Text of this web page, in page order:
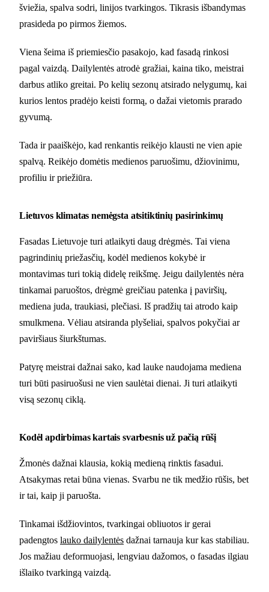
šviežia, spalva sodri, linijos tvarkingos. Tikrasis išbandymas
prasideda po pirmos žiemos.
Viena šeima iš priemiesčio pasakojo, kad fasadą rinkosi
pagal vaizdą. Dailylentės atrodė gražiai, kaina tiko, meistrai
darbus atliko greitai. Po kelių sezonų atsirado nelygumų, kai
kurios lentos pradėjo keisti formą, o dažai vietomis prarado
gyvumą.
Tada ir paaiškėjo, kad renkantis reikėjo klausti ne vien apie
spalvą. Reikėjo domėtis medienos paruošimu, džiovinimu,
profiliu ir priežiūra.
Lietuvos klimatas nemėgsta atsitiktinių pasirinkimų
Fasadas Lietuvoje turi atlaikyti daug drėgmės. Tai viena
pagrindinių priežasčių, kodėl medienos kokybė ir
montavimas turi tokią didelę reikšmę. Jeigu dailylentės nėra
tinkamai paruoštos, drėgmė greičiau patenka į paviršių,
mediena juda, traukiasi, plečiasi. Iš pradžių tai atrodo kaip
smulkmena. Vėliau atsiranda plyšeliai, spalvos pokyčiai ar
paviršiaus šiurkštumas.
Patyrę meistrai dažnai sako, kad lauke naudojama mediena
turi būti pasiruošusi ne vien saulėtai dienai. Ji turi atlaikyti
visą sezonų ciklą.
Kodėl apdirbimas kartais svarbesnis už pačią rūšį
Žmonės dažnai klausia, kokią medieną rinktis fasadui.
Atsakymas retai būna vienas. Svarbu ne tik medžio rūšis, bet
ir tai, kaip ji paruošta.
Tinkamai išdžiovintos, tvarkingai obliuotos ir gerai
padengtos lauko dailylentės dažnai tarnauja kur kas stabiliau.
Jos mažiau deformuojasi, lengviau dažomos, o fasadas ilgiau
išlaiko tvarkingą vaizdą.